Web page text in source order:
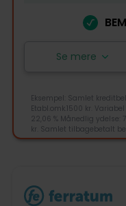
Clara Finans er ejet
stiftet af Mark
lånemarkedet, og
Se mere
Eksempel: Samlet
Etabl.omk.1500 kr.
22,06 % Månedlig ydelse:
kr. Samlet tilbagebetalt